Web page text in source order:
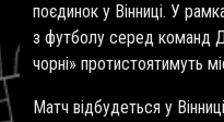
поєдинок у Вінниці. У
з футболу серед команд
чорні» протистоятимуть
Матч відбудеться у